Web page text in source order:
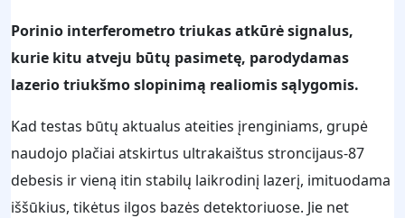
Porinio interferometro triukas atkūrė signalus,
kurie kitu atveju būtų pasimetę, parodydamas
lazerio triukšmo slopinimą realiomis sąlygomis.
Kad testas būtų aktualus ateities įrenginiams, grupė
naudojo plačiai atskirtus ultrakaištus stroncijaus-87
debesis ir vieną itin stabilų laikrodinį lazerį, imituodama
iššūkius, tikėtus ilgos bazės detektoriuose. Jie net